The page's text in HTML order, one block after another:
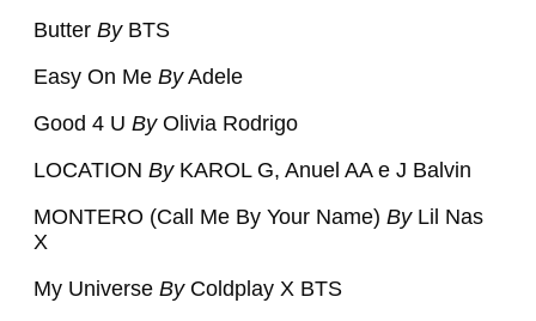
Butter ByBTS
Easy On Me ByAdele
Good 4 U ByOlivia Rodrigo
LOCATION By KAROL G, Anuel AA e J Balvin
MONTERO (Call Me By Your Name) By Lil Nas
X
My Universe ByColdplay X BTS